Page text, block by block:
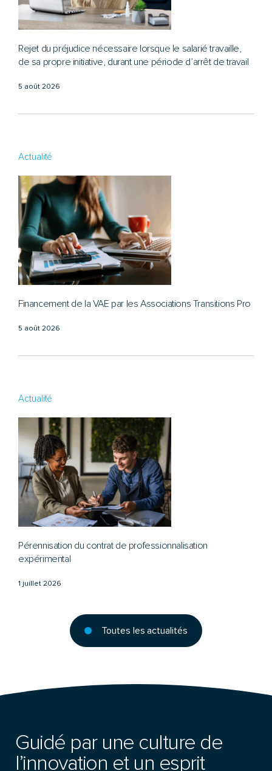
Toutes les actualités
Rejet du préjudice nécessaire lorsque le salarié travaille,
de sa propre initiative, durant une période d’arrêt de travail
5 août 2026
Actualité
Financement de la VAE par les Associations Transitions Pro
5 août 2026
Actualité
Pérennisation du contrat de professionnalisation
expérimental
1 juillet 2026
Guidé par une culture de
l’innovation et un esprit